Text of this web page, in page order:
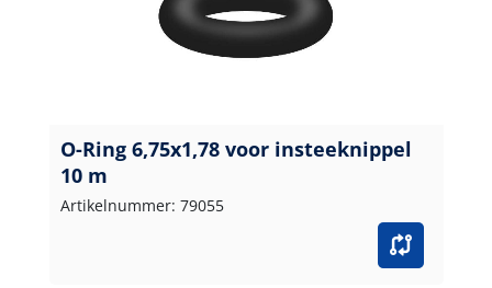
O-Ring 6,75x1,78 voor insteeknippel
10 m
Artikelnummer: 79055